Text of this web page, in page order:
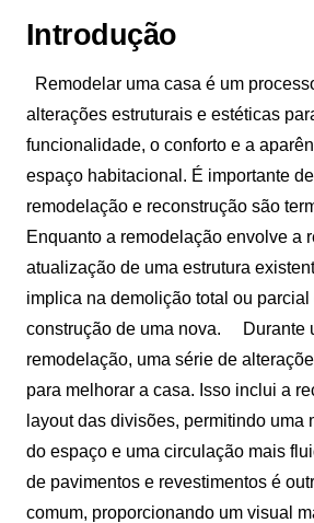
Introdução
Remodelar uma casa é um
alterações estruturais e estéticas
funcionalidade, o conforto e a
espaço habitacional. É importante
remodelação e reconstrução são
Enquanto a remodelação envolve a
atualização de uma estrutura
implica na demolição total ou parcial
construção de uma nova.
Durante
remodelação, uma série de
para melhorar a casa. Isso inclui a
layout das divisões, permitindo uma
do espaço e uma circulação mais
de pavimentos e revestimentos é
comum, proporcionando um visual